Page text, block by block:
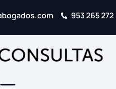
953 265 272